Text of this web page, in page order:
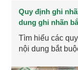
Quy định ghi
dung ghi nhãn
Tìm hiểu các
nội dung bắt